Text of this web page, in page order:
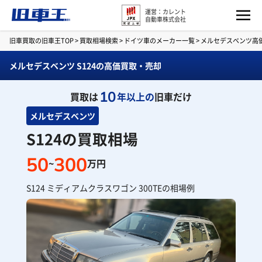
運営：カレント
自動車株式会社
旧車買取の旧車王TOP>買取相場検索> ドイツ車のメーカー一覧> メルセデスベンツ高
メルセデスベンツ S124の高価買取・売却
買取は10年以上の旧車だけ
メルセデスベンツ
S124の買取相場
50~300万円
S124 ミディアムクラスワゴン 300TEの相場例